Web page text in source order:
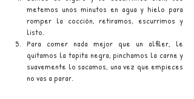
metemos unos minutos en agua y hielo para
romper la cocción, retiramos, escurrimos y
listo.
Para comer nada mejor que un alfiler, le
quitamos la tapita negra, pinchamos la carne y
suavemente lo sacamos, una vez que empieces
no vas a parar.